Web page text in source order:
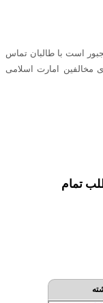
است با طالبان تماس
مخالفین امارت اسلامی
تمام